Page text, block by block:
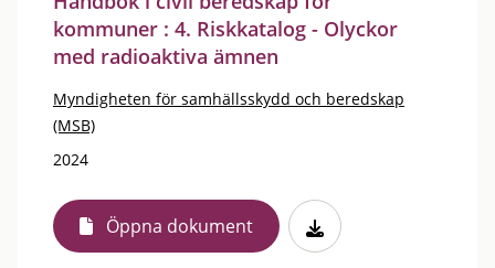
kommuner : 4. Riskkatalog - Olyckor
med radioaktiva ämnen
Myndigheten för samhällsskydd och beredskap
(MSB)
2024
Öppna dokument